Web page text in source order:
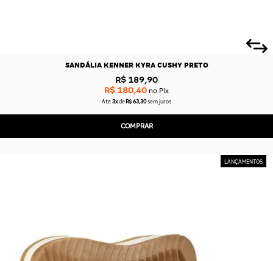
SANDÁLIA KENNER KYRA CUSHY PRETO
R$ 189,90
R$ 180,40 no Pix
Até 3x de R$ 63,30sem juros
COMPRAR